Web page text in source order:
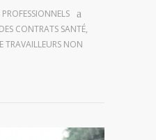
CONTRATS SANTÉ,
TRAVAILLEURS NON